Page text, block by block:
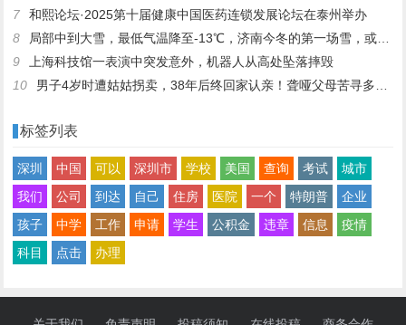
7
和熙论坛·2025第十届健康中国医药连锁发展论坛在泰州举办
8
局部中到大雪，最低气温降至-13℃，济南今冬的第一场雪，或跟去年同一时间！
9
上海科技馆一表演中突发意外，机器人从高处坠落摔毁
10
男子4岁时遭姑姑拐卖，38年后终回家认亲！聋哑父母苦寻多年，母亲已抱憾离世丨红星寻人
标签列表
深圳 中国 可以 深圳市 学校 美国 查询 考试
城市
我们
公司 到达 自己 住房 医院 一个 特朗普
企业
孩子
中学 工作 申请 学生 公积金 违章 信息
疫情
科目
点击 办理